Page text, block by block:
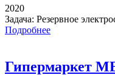
2020
Задача: Резервное
Подробнее
Гипермаркет